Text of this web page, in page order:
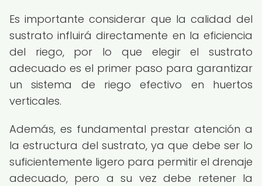
Es importante considerar que la calidad del
sustrato influirá directamente en la eficiencia
del riego, por lo que elegir el sustrato
adecuado es el primer paso para garantizar
un sistema de riego efectivo en huertos
verticales.
Además, es fundamental prestar atención a
la estructura del sustrato, ya que debe ser lo
suficientemente ligero para permitir el drenaje
adecuado, pero a su vez debe retener la